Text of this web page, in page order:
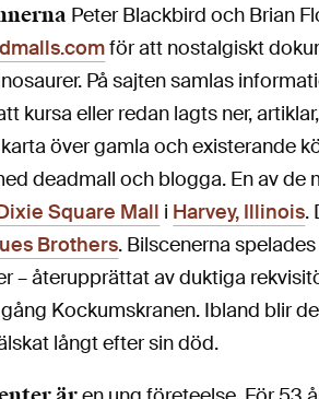
Peter Blackbird och Brian
för att nostalgiskt
På sajten samlas
kursa eller redan lagts ner,
över gamla och existerande
deadmall och blogga. En av de
Square Mall i Harvey, Illinois.
Brothers. Bilscenerna spelades
– återupprättat av duktiga
Kockumskranen. Ibland blir
långt efter sin död.